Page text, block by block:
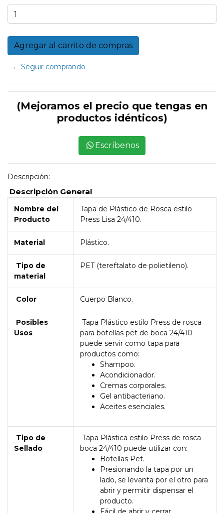
← Seguir comprando
(Mejoramos el precio que tengas en
productos idénticos)
Escríbenos
Descripción:
Descripción General
Nombre del
Producto
Tapa de Plástico de Rosca estilo
Press Lisa 24/410.
Material Plástico.
Tipo de
material
PET (tereftalato de polietileno).
Color Cuerpo Blanco.
Posibles
Usos
Tapa Plástico estilo Press de rosca
para botellas pet de boca 24/410
puede servir como tapa para
productos como:
Shampoo.
Acondicionador.
Cremas corporales.
Gel antibacteriano.
Aceites esenciales.
Tipo de
Sellado
Tapa Plástica estilo Press de rosca
boca 24/410 puede utilizar con:
Botellas Pet.
Presionando la tapa por un
lado, se levanta por el otro para
abrir y permitir dispensar el
producto.